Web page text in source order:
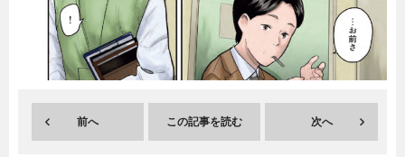
前へ この記事を読む 次へ